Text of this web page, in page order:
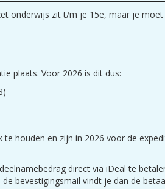
onderwijs zit t/m je 15e, maar je moet
plaats. Voor 2026 is dit dus:
houden en zijn in 2026 voor de
direct via iDeal te
bevestigingsmail vindt je dan de